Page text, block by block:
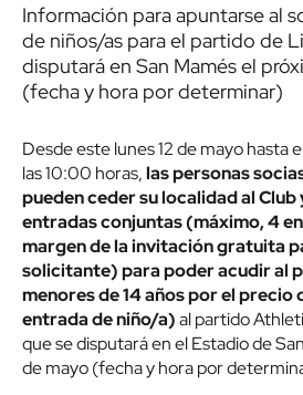
Información para apuntarse al
de niños/as para el partido de
disputará en San Mamés el
(fecha y hora por determinar)
Desde este lunes 12 de mayo hasta
las 10:00 horas,las personas
pueden ceder su localidad al
entradas conjuntas (máximo, 4
margen de la invitación gratuita
solicitante) para poder acudir al
menores de 14 años por el precio
entrada de niño/a)al partido
que se disputará en el Estadio de
de mayo (fecha y hora por